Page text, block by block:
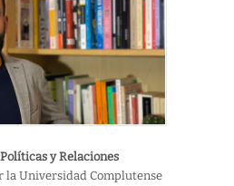
y Relaciones
la Universidad Complutense